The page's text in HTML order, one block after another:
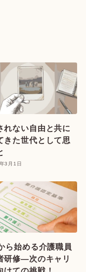
れない自由と共に
きた世代として思
3月1日
ら始める介護職員
研修—次のキャリ